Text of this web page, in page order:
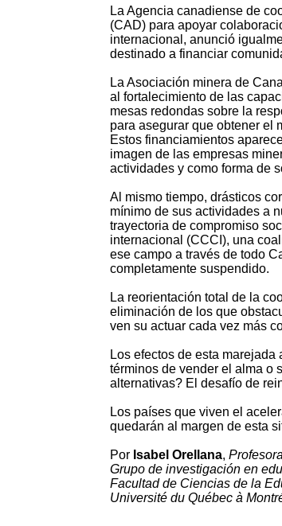
La Agencia canadiense de
(CAD) para apoyar
internacional, anunció
destinado a financiar
La Asociación minera de
al fortalecimiento de las
mesas redondas sobre la
para asegurar que obtener el
Estos financiamientos
imagen de las empresas
actividades y como forma de
Al mismo tiempo, drásticos
mínimo de sus actividades a
trayectoria de compromiso
internacional (CCCI), una
ese campo a través de todo
completamente suspendido.
La reorientación total de la
eliminación de los que
ven su actuar cada vez más
Los efectos de esta
términos de vender el alma o
alternativas? El desafío de
Los países que viven el
quedarán al margen de esta
Por Isabel Orellana,
Grupo de investigación en
Facultad de Ciencias de la
Université du Québec à